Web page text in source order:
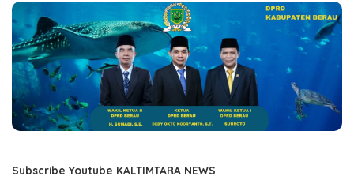
Subscribe Youtube KALTIMTARA NEWS